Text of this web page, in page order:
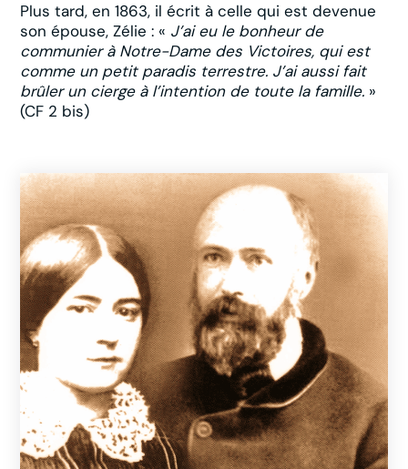
Plus tard, en 1863, il écrit à celle qui est devenue
son épouse, Zélie : « J’ai eu le bonheur de
communier à Notre-Dame des Victoires, qui est
comme un petit paradis terrestre. J’ai aussi fait
brûler un cierge à l’intention de toute la famille. »
(CF 2 bis)